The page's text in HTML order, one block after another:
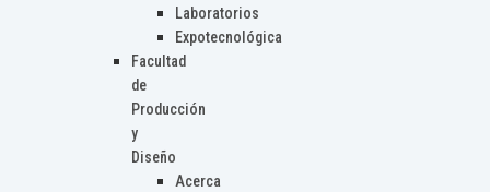
Laboratorios
Expotecnológica
Facultad
de
Producción
y
Diseño
Acerca